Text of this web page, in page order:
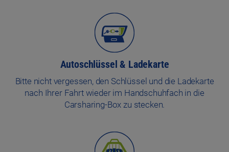
Autoschlüssel & Ladekarte
Bitte nicht vergessen, den Schlüssel und die Ladekarte
nach Ihrer Fahrt wieder im Handschuhfach in die
Carsharing-Box zu stecken.